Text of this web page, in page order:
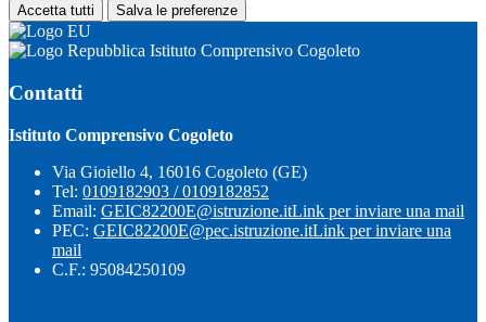
Accetta tutti Salva le preferenze
Istituto Comprensivo Cogoleto
Contatti
Istituto Comprensivo Cogoleto
Via Gioiello 4, 16016 Cogoleto (GE)
Tel: 0109182903 / 0109182852
Email: GEIC82200E@istruzione.itLink per inviare una mail
PEC: GEIC82200E@pec.istruzione.itLink per inviare una
mail
C.F.: 95084250109